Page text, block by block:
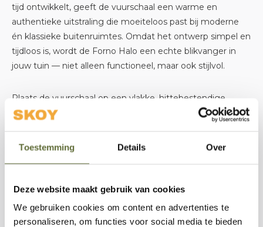
Toestemming Details Over
Deze website maakt gebruik van cookies
We gebruiken cookies om content en advertenties te
personaliseren, om functies voor social media te bieden
tijd ontwikkelt, geeft de vuurschaal een warme en
authentieke uitstraling die moeiteloos past bij moderne
én klassieke buitenruimtes. Omdat het ontwerp simpel en
tijdloos is, wordt de Forno Halo een echte blikvanger in
jouw tuin — niet alleen functioneel, maar ook stijlvol.
Plaats de vuurschaal op een vlakke, hittebestendige
ondergrond en geniet van gezellige warmte zodra het
daarmee een perfect middelpunt voor ontspannen
Waarom kiezen voor Forno Halo?
Robuuste, weerbestendige vuurschaal van staal met